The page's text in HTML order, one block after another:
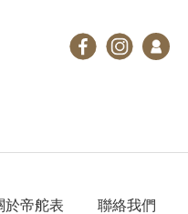
於帝舵表 聯絡我們